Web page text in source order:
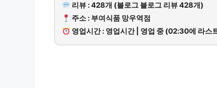
리뷰 : 428개 (블로그 블로그 리뷰 428개)
주소 : 부여식품 망우역점
영업시간 : 영업시간 | 영업 중 (02:30에 라스